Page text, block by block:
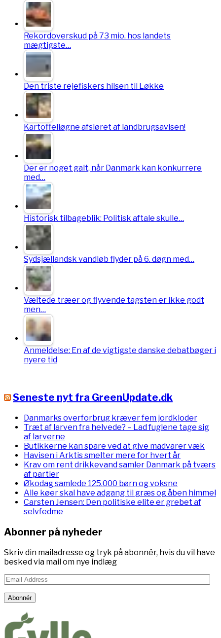
Rekordoverskud på 73 mio. hos landets
mægtigste…
Den triste rejefiskers hilsen til Løkke
Kartoffelløgne afsløret af landbrugsavisen!
Der er noget galt, når Danmark kan konkurrere
med…
Historisk tilbageblik: Politisk aftale skulle…
Sydsjællandsk vandløb flyder på 6. døgn med…
Væltede træer og flyvende tagsten er ikke godt
men…
Anmeldelse: En af de vigtigste danske debatbøger i
nyere tid
Seneste nyt fra GreenUpdate.dk
Danmarks overforbrug kræver fem jordkloder
Træt af larven fra helvede? – Lad fuglene tage sig
af larverne
Butikkerne kan spare ved at give madvarer væk
Havisen i Arktis smelter mere for hvert år
Krav om rent drikkevand samler Danmark på tværs
af partier
Økodag samlede 125.000 børn og voksne
Alle køer skal have adgang til græs og åben himmel
Carsten Jensen: Den politiske elite er grebet af
selvfedme
Abonner på nyheder
Skriv din mailadresse og tryk på abonnér, hvis du vil have
besked via mail om nye indlæg
Email
Address
Abonnér